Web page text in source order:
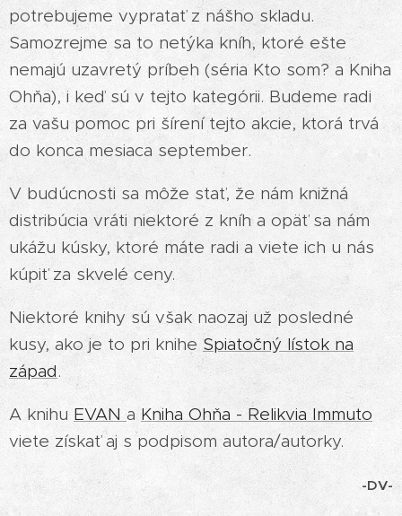
potrebujeme vypratať z nášho skladu.
Samozrejme sa to netýka kníh, ktoré ešte
nemajú uzavretý príbeh (séria Kto som? a Kniha
Ohňa), i keď sú v tejto kategórii. Budeme radi
za vašu pomoc pri šírení tejto akcie, ktorá trvá
do konca mesiaca september.
V budúcnosti sa môže stať, že nám knižná
distribúcia vráti niektoré z kníh a opäť sa nám
ukážu kúsky, ktoré máte radi a viete ich u nás
kúpiť za skvelé ceny.
Niektoré knihy sú však naozaj už posledné
kusy, ako je to pri knihe Spiatočný lístok na
západ.
A knihu EVANaKniha Ohňa - Relikvia Immuto
viete získať aj s podpisom autora/autorky.
-DV-